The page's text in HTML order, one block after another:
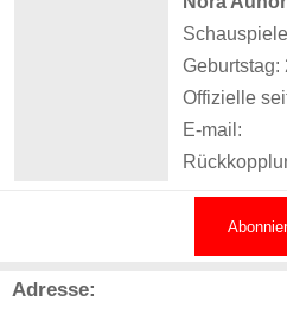
Geburtstag:
Offizielle
E-mail:
Adresse: